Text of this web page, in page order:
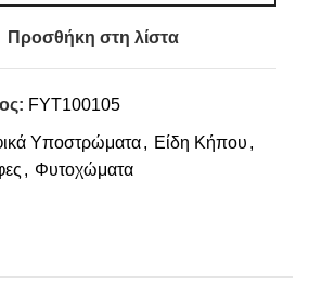
Προσθήκη στη λίστα
FYT100105
Υποστρώματα, Είδη Κήπου ,
, Φυτοχώματα